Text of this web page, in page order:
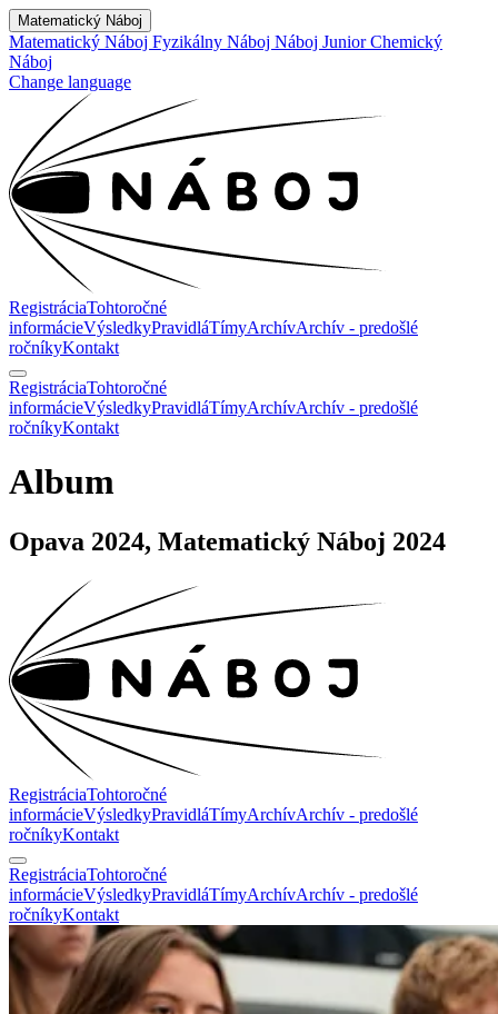
Matematický Náboj
Matematický Náboj Fyzikálny Náboj Náboj JuniorChemický
Náboj
Change language
RegistráciaTohtoročné
informácieVýsledkyPravidláTímyArchívArchív - predošlé
ročníkyKontakt
RegistráciaTohtoročné
informácieVýsledkyPravidláTímyArchívArchív - predošlé
ročníkyKontakt
Album
Opava 2024, Matematický Náboj 2024
RegistráciaTohtoročné
informácieVýsledkyPravidláTímyArchívArchív - predošlé
ročníkyKontakt
RegistráciaTohtoročné
informácieVýsledkyPravidláTímyArchívArchív - predošlé
ročníkyKontakt